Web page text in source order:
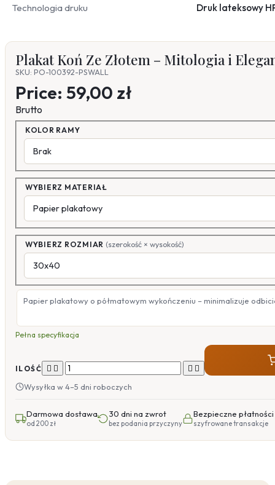
Technologia druku Druk lateksowy
Plakat Koń Ze Złotem – Mitologia i
SKU: PO-100392-PSWALL
Price: 59,00 zł
Brutto
KOLOR RAMY
WYBIERZ MATERIAŁ
WYBIERZ ROZMIAR (szerokość × wysokość)
Papier plakatowy o półmatowym wykończeniu – minimalizuje
Pełna specyfikacja
ILOŚĆ    
Wysyłka w 4–5 dni roboczych
Darmowa dostawa
od 200 zł
30 dni na zwrot
bez podania przyczyny
Bezpieczne płatności
szyfrowane transakcje